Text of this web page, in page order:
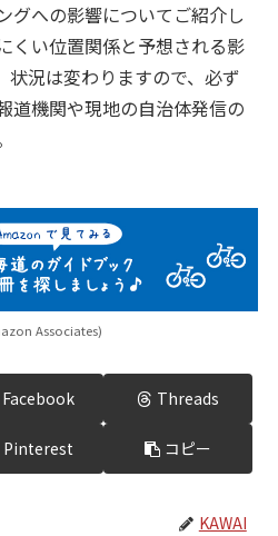
グへの影響についてご紹介し
くい位置関係と予想される影
状況は変わりますので、必ず
道機関や現地の自治体発信の
Associates)
Facebook Threads
Pinterest コピー
KAWAI